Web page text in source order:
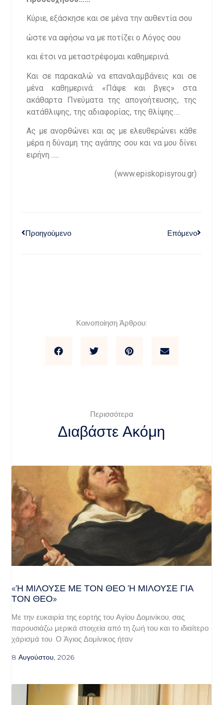
Κύριε, εξάσκησε και σε μένα την αυθεντία σου
ώστε να αφήσω να με ποτίζει ο Λόγος σου
και έτσι να μεταστρέφομαι καθημερινά.
Και σε παρακαλώ να επαναλαμβάνεις και σε
μένα καθημερινά: «Πάψε και βγες» στα
ακάθαρτα Πνεύματα της απογοήτευσης, της
κατάθλιψης, της αδιαφορίας, της θλίψης….
Ας με ανορθώνει και ας με ελευθερώνει κάθε
μέρα η δύναμη της αγάπης σου και να μου δίνει
ειρήνη…...
(www.episkopisyrou.gr)
Προηγούμενο Επόμενο
Κοινοποίηση Άρθρου:
Περισσότερα
Διαβάστε Ακόμη
«Ή ΜΙΛΟΎΣΕ ΜΕ ΤΟΝ ΘΕΌ Ή ΜΙΛΟΎΣΕ ΓΙΑ ΤΟ
Ν ΘΕΌ»
Με την ευκαιρία της εορτής του Αγίου Δομινίκου, σας
παρουσιάζω μερικά στοιχεία από τη ζωή του και το ιδιαίτερο
χάρισμά του. Ο Άγιος Δομίνικος ήταν
8 Αυγούστου, 2026